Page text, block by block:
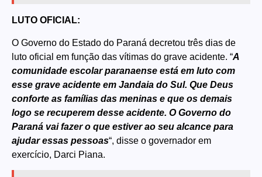
LUTO OFICIAL:
O Governo do Estado do Paraná decretou três dias de
luto oficial em função das vítimas do grave acidente. “A
comunidade escolar paranaense está em luto com
esse grave acidente em Jandaia do Sul. Que Deus
conforte as famílias das meninas e que os demais
logo se recuperem desse acidente. O Governo do
Paraná vai fazer o que estiver ao seu alcance para
ajudar essas pessoas“, disse o governador em
exercício, Darci Piana.